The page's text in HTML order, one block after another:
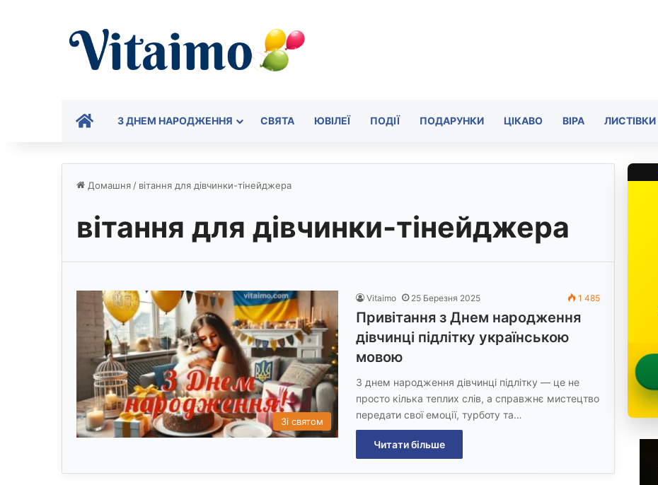
ГОЛОВНА
З ДНЕМ НАРОДЖЕННЯ СВЯТА ЮВІЛЕЇ ПОДІЇ ПОДАРУНКИ ЦІКАВО ВІРА ЛИСТІВКИ
Домашня / вітання для дівчинки-тінейджера
вітання для дівчинки-тінейджера
Зі святом
Vitaimo 25 Березня 2025 1 485
Привітання з Днем народження
дівчинці підлітку українською
мовою
З днем народження дівчинці підлітку — це не
просто кілька теплих слів, а справжнє мистецтво
передати свої емоції, турботу та…
Читати більше